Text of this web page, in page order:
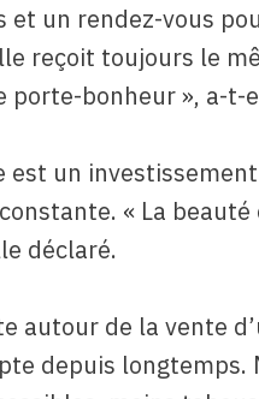
un rendez-vous
reçoit toujours le
bonheur », a-t-
est un
« La
déclaré.
autour de la vente
depuis